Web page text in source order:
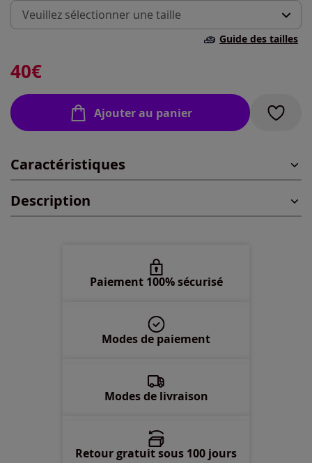
Veuillez sélectionner une taille
En stock
XL -En stock
2XL -En stock
Guide des tailles
40€
Ajouter au panier
Caractéristiques
Description
Paiement 100% sécurisé
Modes de paiement
Modes de livraison
Retour gratuit sous 100 jours